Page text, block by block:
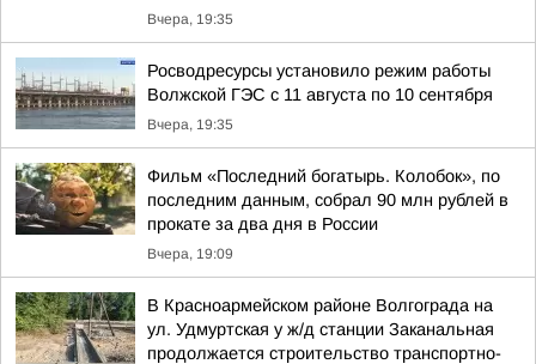
Вчера, 19:35
Росводресурсы установило режим работы
Волжской ГЭС с 11 августа по 10 сентября
Вчера, 19:35
Фильм «Последний богатырь. Колобок», по
последним данным, собрал 90 млн рублей в
прокате за два дня в России
Вчера, 19:09
В Красноармейском районе Волгограда на
ул. Удмуртская у ж/д станции Заканальная
продолжается строительство транспортно-